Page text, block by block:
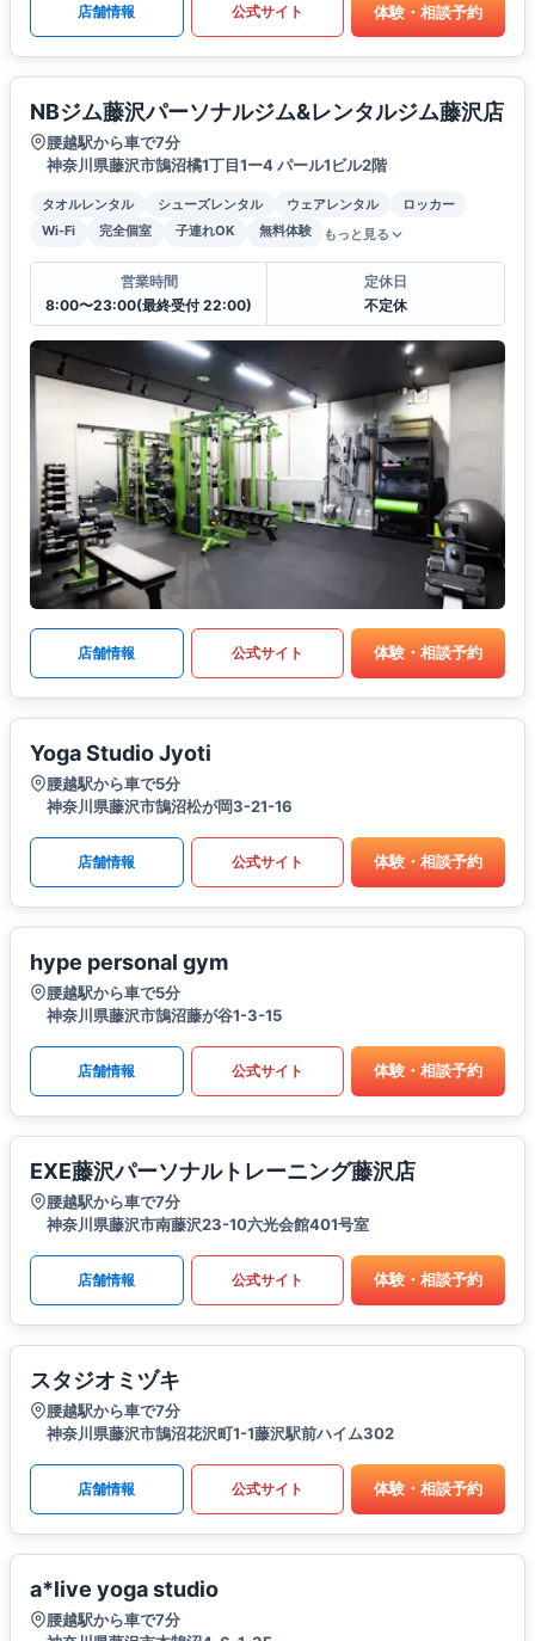
店舗情報 公式サイト 体験・相談予約
NBジム藤沢パーソナルジム&レンタルジム藤沢店
腰越駅から車で7分
神奈川県藤沢市鵠沼橘1丁目1ー4 パール1ビル2階
タオルレンタル シューズレンタル ウェアレンタル
ロッカー
Wi-Fi
完全個室 子連れOK 無料体験 もっと見る
営業時間
8:00〜23:00(最終受付 22:00)
定休日
不定休
店舗情報 公式サイト 体験・相談予約
Yoga Studio Jyoti
腰越駅から車で5分
神奈川県藤沢市鵠沼松が岡3-21-16
店舗情報 公式サイト 体験・相談予約
hype personal gym
腰越駅から車で5分
神奈川県藤沢市鵠沼藤が谷1-3-15
店舗情報 公式サイト 体験・相談予約
EXE藤沢パーソナルトレーニング藤沢店
腰越駅から車で7分
神奈川県藤沢市南藤沢23-10六光会館401号室
店舗情報 公式サイト 体験・相談予約
スタジオミヅキ
腰越駅から車で7分
神奈川県藤沢市鵠沼花沢町1-1藤沢駅前ハイム302
店舗情報 公式サイト 体験・相談予約
a*live yoga studio
腰越駅から車で7分